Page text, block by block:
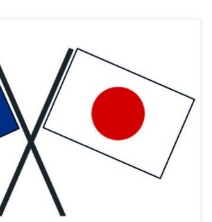
au Japon qui s’est déroulé au mois